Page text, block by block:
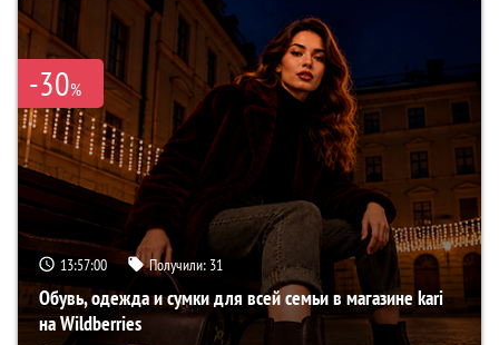
-30%
13:56:59 Получили: 31
Обувь, одежда и сумки для всей семьи в магазине kari
на Wildberries